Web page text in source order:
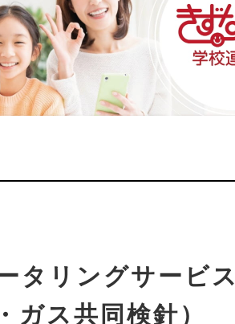
タリングサービス
ガス共同検針）